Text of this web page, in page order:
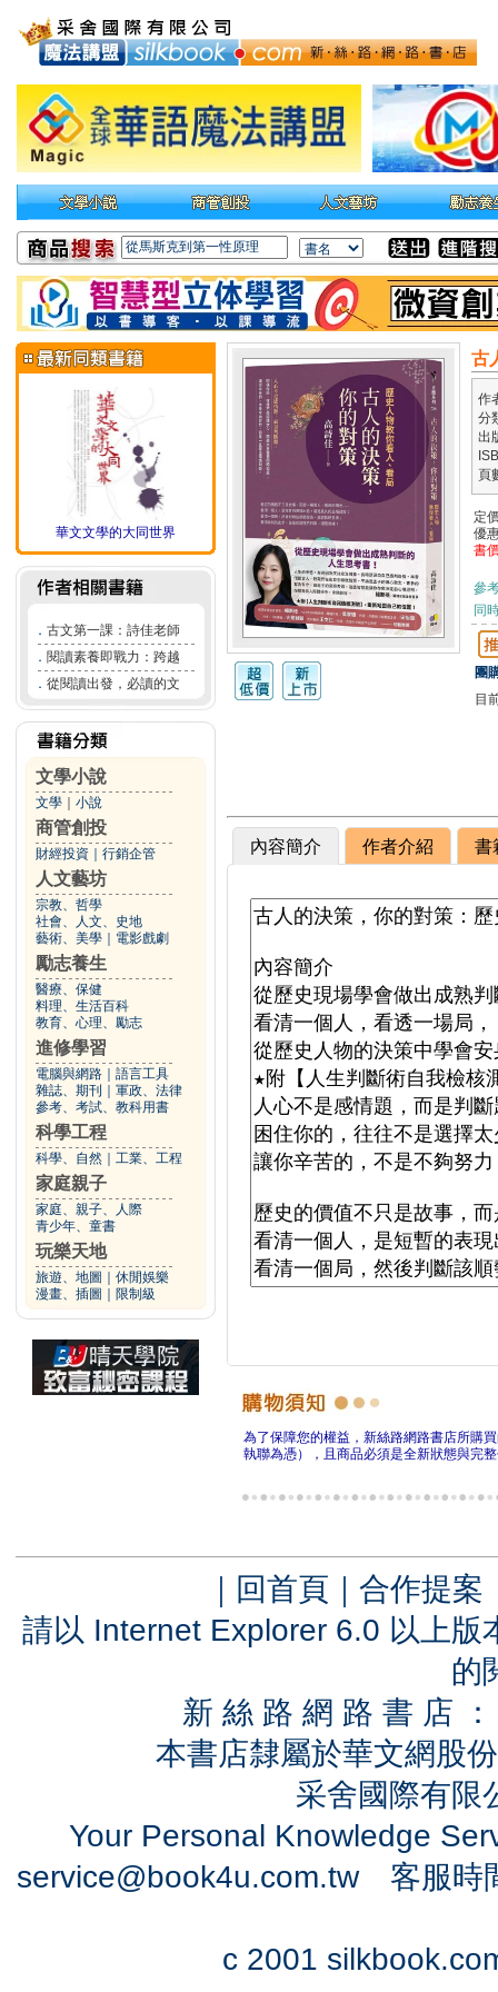
華文文學的大同世界
． 古文第一課：詩佳老師
． 閱讀素養即戰力：跨越
． 從閱讀出發，必讀的文
文學小說
文學 小說
商管創投
財經投資 行銷企管
人文藝坊
宗教、哲學
社會、人文、史地
藝術、美學
電影戲劇
勵志養生
醫療、保健
料理、生活百科
教育、心理、勵志
進修學習
電腦與網路
語言工具
雜誌、期刊
軍政、法律
參考、考試、教科用書
科學工程
科學、自然 工業、工程
家庭親子
家庭、親子、人際
青少年、童書
玩樂天地
旅遊、地圖
休閒娛樂
漫畫、插圖
限制級
古
作
分
出
頁
定
優
書
參
同
團
目
內容簡介 作者介紹 書
為了保障您的權益，新絲路網路書店所購
執聯為憑），且商品必須是全新狀態與完
｜ 回首頁 ｜ 合作提案
請以 Internet Explorer 6.0 以上
的
新 絲 路 網 路 書 店
本書店隸屬於華文網股
采舍國際有
Your Personal Knowledge
service@book4u.com.tw客服時
c 2001